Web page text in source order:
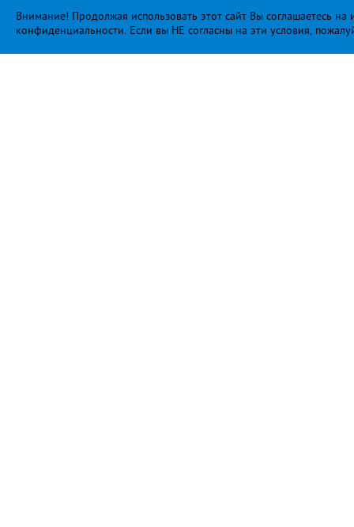
Внимание! Продолжая использовать этот сайт Вы соглашаетесь
конфиденциальности. Если вы НЕ согласны на эти условия,